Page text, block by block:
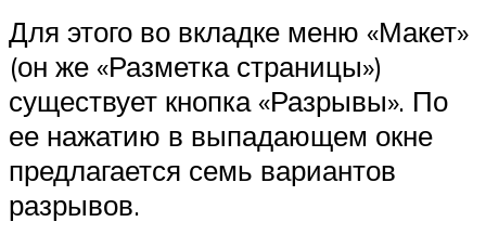
Для этого во вкладке меню «Макет»
(он же «Разметка страницы»)
существует кнопка «Разрывы». По
ее нажатию в выпадающем окне
предлагается семь вариантов
разрывов.